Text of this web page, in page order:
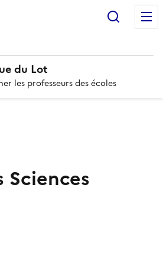
du Lot
les professeurs des écoles
Sciences